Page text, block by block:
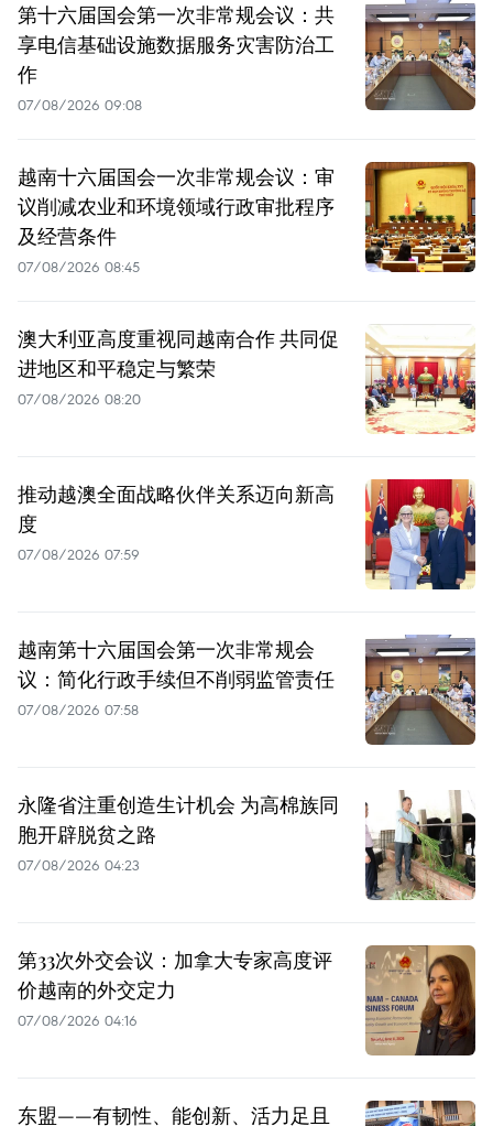
第十六届国会第一次非常规会议：共
享电信基础设施数据服务灾害防治工
作
07/08/2026 09:08
越南十六届国会一次非常规会议：审
议削减农业和环境领域行政审批程序
及经营条件
07/08/2026 08:45
澳大利亚高度重视同越南合作 共同促
进地区和平稳定与繁荣
07/08/2026 08:20
推动越澳全面战略伙伴关系迈向新高
度
07/08/2026 07:59
越南第十六届国会第一次非常规会
议：简化行政手续但不削弱监管责任
07/08/2026 07:58
永隆省注重创造生计机会 为高棉族同
胞开辟脱贫之路
07/08/2026 04:23
第33次外交会议：加拿大专家高度评
价越南的外交定力
07/08/2026 04:16
东盟——有韧性、能创新、活力足且